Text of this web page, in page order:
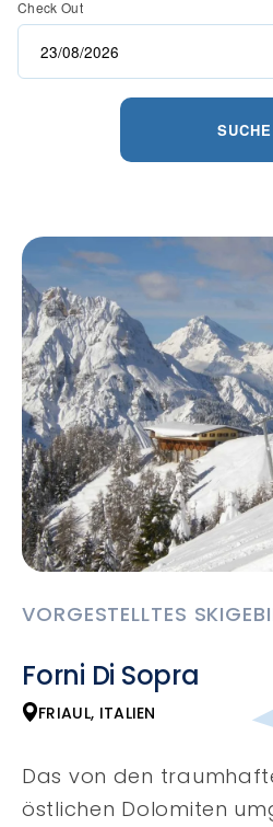
Check Out
SUCHE
VORGESTELLTES
Forni Di Sopra
FRIAUL, ITALIEN
Das von den
östlichen Dolomiten